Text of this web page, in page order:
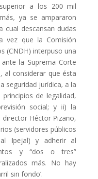
a los 200 mil
ya se ampararon
descansan dudas
vez que la Comisión
(CNDH) interpuso una
la Suprema Corte
al considerar que ésta
seguridad jurídica, a la
de legalidad,
social; y ii) la
Héctor Pizano,
(servidores públicos
Ipejal) y adherir al
y “dos o tres”
más. No hay
sin fondo’.